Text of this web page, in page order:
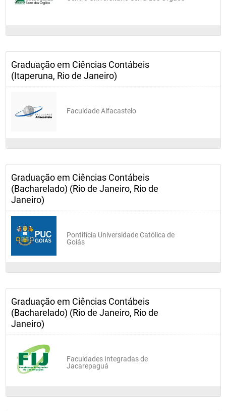
Graduação em Ciências Contábeis
(Itaperuna, Rio de Janeiro)
Faculdade Alfacastelo
Graduação em Ciências Contábeis
(Bacharelado) (Rio de Janeiro, Rio de
Janeiro)
Pontifícia Universidade Católica de
Goiás
Graduação em Ciências Contábeis
(Bacharelado) (Rio de Janeiro, Rio de
Janeiro)
Faculdades Integradas de
Jacarepaguá